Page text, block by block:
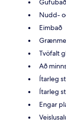
Gufubað
Nudd-
Eimbað
Tvöfalt
Að
Ítarleg
Ítarleg
Engar